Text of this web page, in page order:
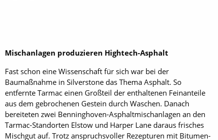
Mischanlagen produzieren Hightech-Asphalt
Fast schon eine Wissenschaft für sich war bei der
Baumaßnahme in Silverstone das Thema Asphalt. So
entfernte Tarmac einen Großteil der enthaltenen Feinanteile
aus dem gebrochenen Gestein durch Waschen. Danach
bereiteten zwei Benninghoven-Asphaltmischanlagen an den
Tarmac-Standorten Elstow und Harper Lane daraus frisches
Mischgut auf. Trotz anspruchsvoller Rezepturen mit Bitumen-